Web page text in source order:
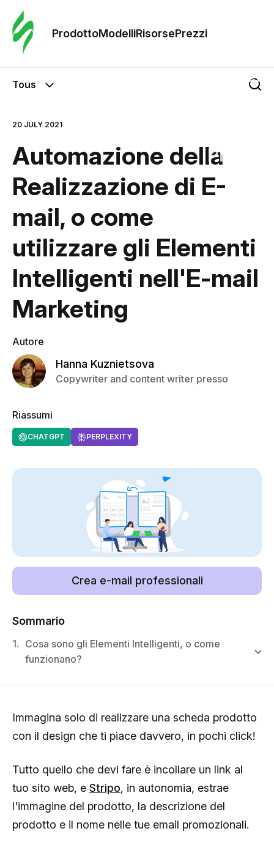
ProdottoModelliRisorsePrezzi
Modelli
Prezzi
Tous
20 JULY 2021
Automazione della
Realizzazione di E-
mail, o come
utilizzare gli Elementi
Intelligenti nell'E-mail
Marketing
Autore
Hanna Kuznietsova
Copywriter and content writer presso
Riassumi
CHATGPT PERPLEXITY
Crea e-mail professionali
Sommario
1. Cosa sono gli Elementi Intelligenti, o come
funzionano?
Immagina solo di realizzare una scheda prodotto
con il design che ti piace davvero, in pochi click!
Tutto quello che devi fare è incollare un link al
tuo sito web, e Stripo, in autonomia, estrae
l'immagine del prodotto, la descrizione del
prodotto e il nome nelle tue email promozionali.